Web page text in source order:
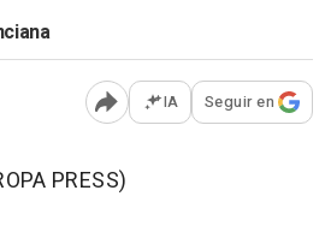
Abrir opciones para
IA Seguir en
PRESS)